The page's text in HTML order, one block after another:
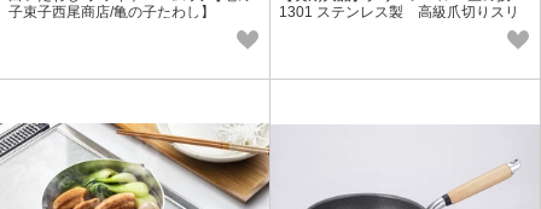
子束子西尾商店/亀の子たわし】
1301 ステンレス製 高級爪切りスリ